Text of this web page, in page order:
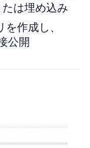
は埋め込み
作成し、
公開